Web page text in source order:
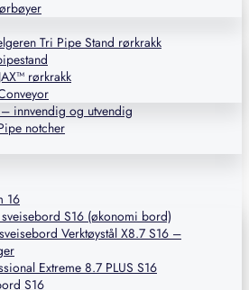
Tri Pipe Stand rørkrakk
rørkrakk
innvendig og utvendig
notcher
16
S16 (økonomi bord)
Verktøystål X8.7 S16 –
Extreme 8.7 PLUS S16
S16